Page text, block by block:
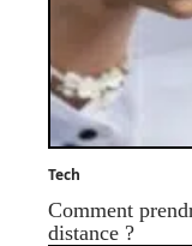
Tech
Comment
distance ?